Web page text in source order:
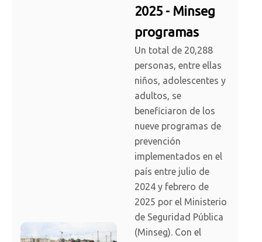
2025 - Minseg
programas
Un total de 20,288
personas, entre ellas
niños, adolescentes y
adultos, se
beneficiaron de los
nueve programas de
prevención
implementados en el
país entre julio de
2024 y febrero de
2025 por el Ministerio
de Seguridad Pública
(Minseg). Con el